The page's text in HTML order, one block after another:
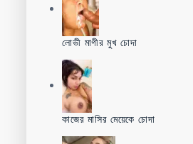
লোভী মাগীর মুখ চোদা
কাজের মাসির মেয়েকে চোদা